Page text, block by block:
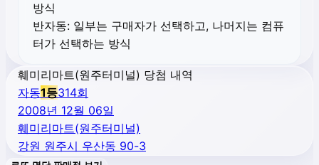
방식
반자동: 일부는 구매자가 선택하고, 나머지는 컴퓨
터가 선택하는 방식
훼미리마트(원주터미널) 당첨 내역
자동1등314회
2008년 12월 06일
훼미리마트(원주터미널)
강원 원주시 우산동 90-3